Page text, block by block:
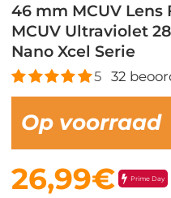
46 mm MCUV Lens
MCUV Ultraviolet
Nano Xcel Serie
5 32
Op voorraad
26,99€ Prime Day